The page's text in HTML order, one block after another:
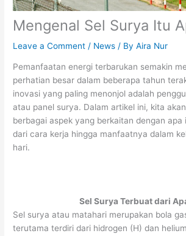
Mengenal Sel Surya Itu
Leave a Comment / News / ByAira Nur
Pemanfaatan energi terbarukan semakin
perhatian besar dalam beberapa tahun
inovasi yang paling menonjol adalah
atau panel surya. Dalam artikel ini, kita
berbagai aspek yang berkaitan dengan apa
dari cara kerja hingga manfaatnya dalam
hari.
Sel Surya Terbuat dari
Sel surya atau matahari merupakan bola
terutama terdiri dari hidrogen (H) dan